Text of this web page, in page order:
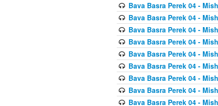
Bava Basra Perek 04 -
Bava Basra Perek 04 -
Bava Basra Perek 04 -
Bava Basra Perek 04 -
Bava Basra Perek 04 -
Bava Basra Perek 04 -
Bava Basra Perek 04 -
Bava Basra Perek 04 -
Bava Basra Perek 04 -